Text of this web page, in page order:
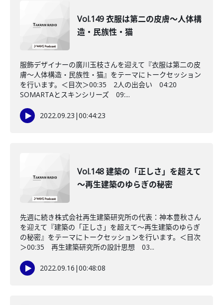
Vol.149 衣服は第二の皮膚～人体構
造・民族性・猫
服飾デザイナーの廣川玉枝さんを迎えて『衣服は第二の皮
膚～人体構造・民族性・猫』をテーマにトークセッション
を行います。＜目次＞00:35 2人の出会い 04:20
SOMARTAとスキンシリーズ 09:...
2022.09.23 |00:44:23
Vol.148 建築の「正しさ」を超えて
～再生建築のゆらぎの秘密
先週に続き株式会社再生建築研究所の代表：神本豊秋さん
を迎えて『建築の「正しさ」を超えて～再生建築のゆらぎ
の秘密』をテーマにトークセッションを行います。＜目次
＞00:35 再生建築研究所の設計思想 03...
2022.09.16 |00:48:08